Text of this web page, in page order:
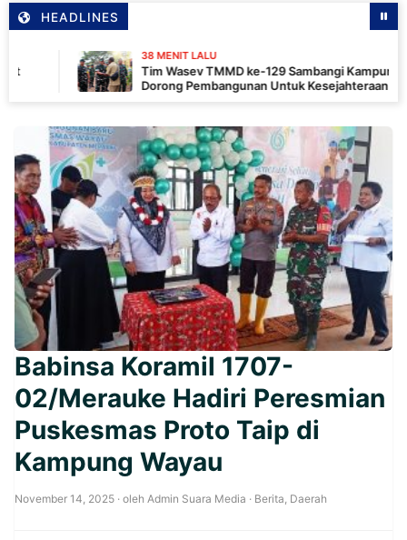
HEADLINES
38 MENIT LALU
Tim Wasev TMMD ke-129 Sambangi Kampung Wanam,
Dorong Pembangunan Untuk Kesejahteraan Masyarakat
Babinsa Koramil 1707-
02/Merauke Hadiri Peresmian
Puskesmas Proto Taip di
Kampung Wayau
November 14, 2025 · oleh Admin Suara Media · Berita, Daerah